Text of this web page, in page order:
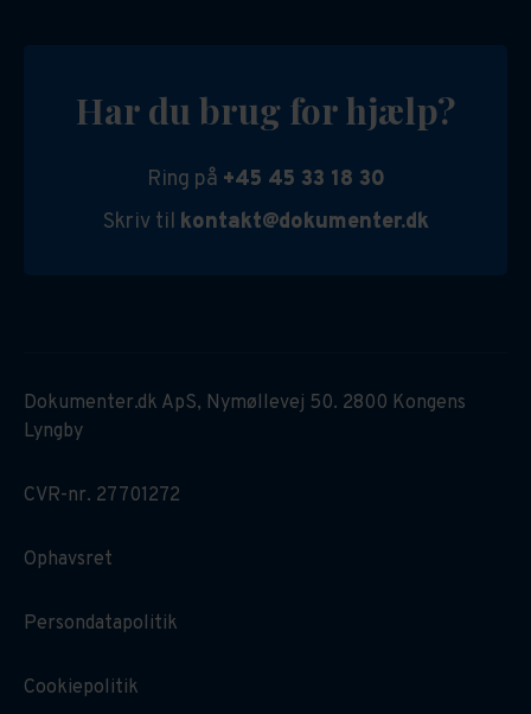
Har du brug for hjælp?
Ring på +45 45 33 18 30
Skriv til kontakt@dokumenter.dk
Dokumenter.dk ApS, Nymøllevej 50. 2800 Kongens
Lyngby
CVR-nr. 27701272
Ophavsret
Persondatapolitik
Cookiepolitik